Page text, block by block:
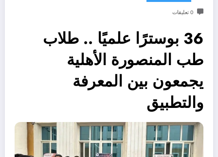
0 تعليقات
36 بوسترًا علميًا .. طلاب
طب المنصورة الأهلية
يجمعون بين المعرفة
والتطبيق